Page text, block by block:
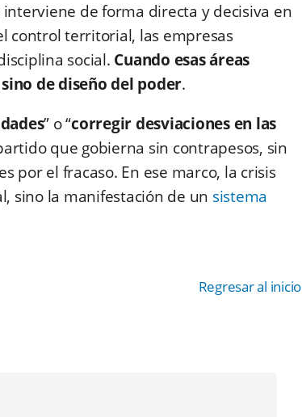
de forma directa y decisiva en
control territorial, las empresas
social. Cuando esas áreas
de diseño del poder.
” o “corregir desviaciones en las
que gobierna sin contrapesos, sin
por el fracaso. En ese marco, la crisis
sino la manifestación de un sistema
Regresar al inicio